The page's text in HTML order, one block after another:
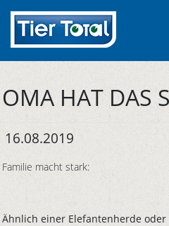
OMA HAT DAS
16.08.2019
Familie macht stark:
Ähnlich einer Elefantenherde